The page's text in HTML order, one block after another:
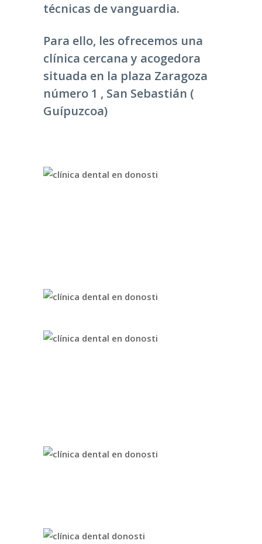
técnicas de vanguardia.
Para ello, les ofrecemos una
clínica cercana y acogedora
situada en la plaza Zaragoza
número 1 , San Sebastián (
Guípuzcoa)